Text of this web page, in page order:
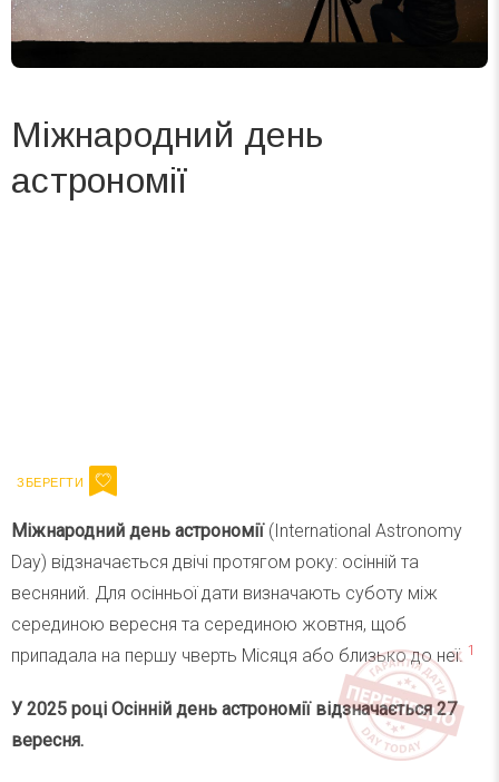
Міжнародний день
астрономії
Міжнародний день астрономії(International Astronomy
Day) відзначається двічі протягом року: осінній та
весняний. Для осінньої дати визначають суботу між
серединою вересня та серединою жовтня, щоб
припадала на першу чверть Місяця або близько до неї. 1
У 2025 році Осінній день астрономії відзначається 27
вересня.